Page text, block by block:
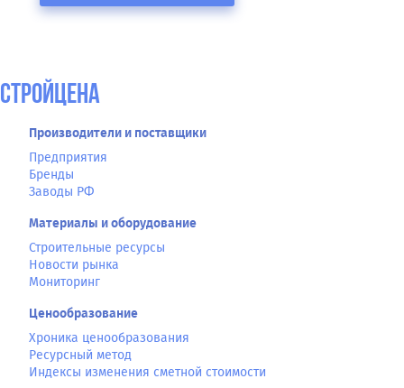
СтройЦена
Производители и поставщики
Предприятия
Бренды
Заводы РФ
Материалы и оборудование
Строительные ресурсы
Новости рынка
Мониторинг
Ценообразование
Хроника ценообразования
Ресурсный метод
Индексы изменения сметной стоимости